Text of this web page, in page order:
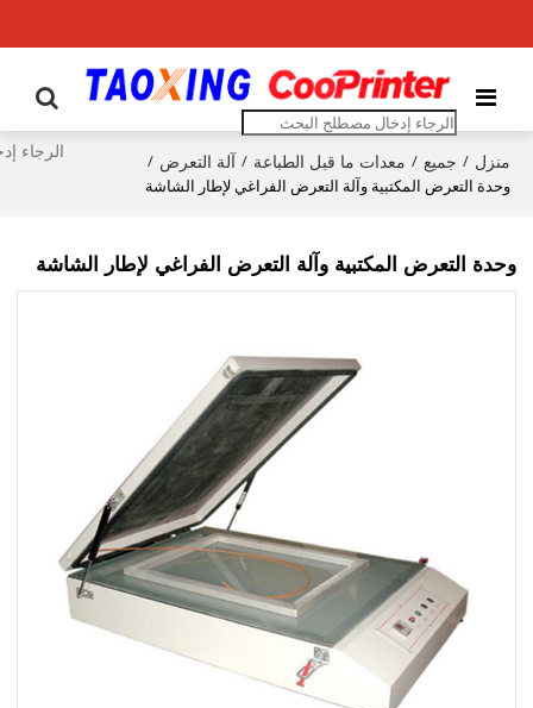
منزل / جميع / معدات ما قبل الطباعة / آلة التعرض /
وحدة التعرض المكتبية وآلة التعرض الفراغي لإطار الشاشة
وحدة التعرض المكتبية وآلة التعرض الفراغي لإطار الشاشة